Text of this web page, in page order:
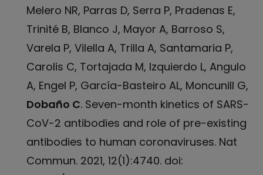
Melero NR, Parras D, Serra P, Pradenas E,
Trinité B, Blanco J, Mayor A, Barroso S,
Varela P, Vilella A, Trilla A, Santamaria P,
Carolis C, Tortajada M, Izquierdo L, Angulo
A, Engel P, García-Basteiro AL, Moncunill G,
Dobaño C. Seven-month kinetics of SARS-
CoV-2 antibodies and role of pre-existing
antibodies to human coronaviruses. Nat
Commun. 2021, 12(1):4740. doi: